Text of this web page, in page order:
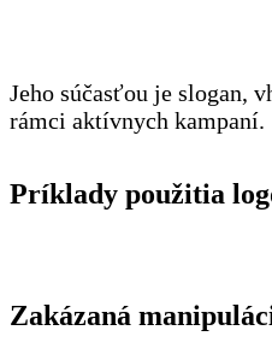
Jeho súčasťou je slogan,
rámci aktívnych kampaní.
Príklady použitia
Zakázaná